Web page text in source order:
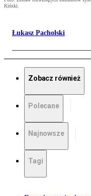
Kiński.
Łukasz Pacholski
Zobacz również
Polecane
Najnowsze
Tagi